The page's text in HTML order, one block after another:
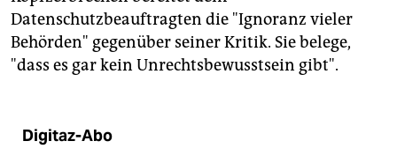
Datenschutzbeauftragten die "Ignoranz vieler
Behörden" gegenüber seiner Kritik. Sie belege,
"dass es gar kein Unrechtsbewusstsein gibt".
Digitaz-Abo